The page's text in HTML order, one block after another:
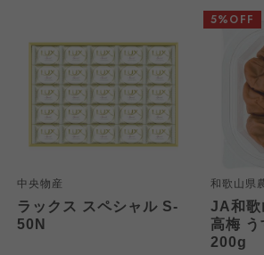
中央物産
ラックス スペシャル S-
50N
和歌山県
JA和歌
高梅 う
200g
5%OFF
ご利用約款（ご利用
個人情報保護方針
特定商取引法に基づ